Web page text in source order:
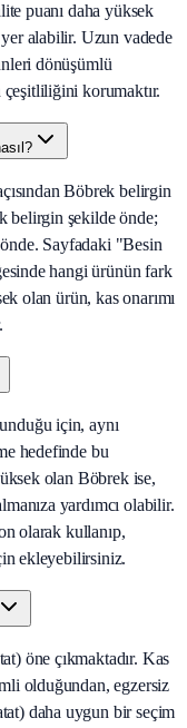
puanı daha yüksek
alabilir. Uzun vadede
dönüşümlü
korumaktır.
Böbrek belirgin
belirgin şekilde önde;
Sayfadaki "Besin
hangi ürünün fark
olan ürün, kas onarımı
için, aynı
hedefinde bu
olan Böbrek ise,
yardımcı olabilir.
olarak kullanıp,
ekleyebilirsiniz.
öne çıkmaktadır. Kas
olduğundan, egzersiz
daha uygun bir seçim